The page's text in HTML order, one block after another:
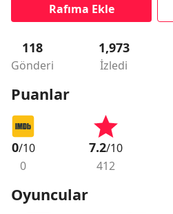
Rafıma Ekle
118
Gönderi
1,973
İzledi
Puanlar
0/10
0
7.2/10
412
Oyuncular